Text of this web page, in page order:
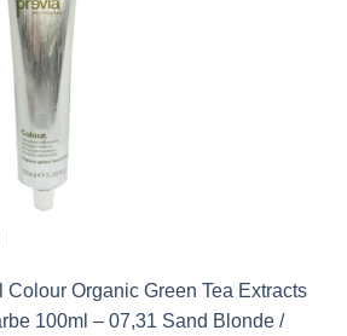
Colour Organic Green Tea Extracts
100ml – 07,31 Sand Blonde /